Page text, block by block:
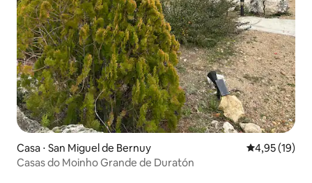
Casa ⋅ San Miguel de Bernuy 4,95 de uma
4,95 (19)
Casas do Moinho Grande de Duratón